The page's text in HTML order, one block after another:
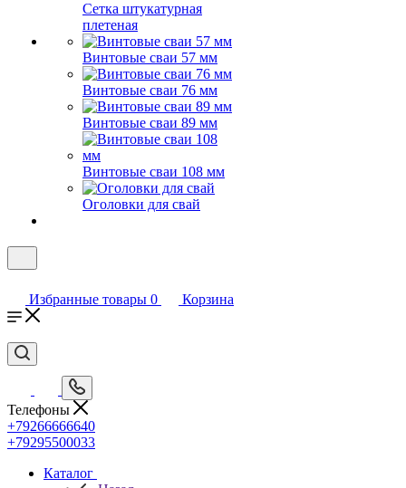
Сетка штукатурная
плетеная
Винтовые сваи 57 мм
Винтовые сваи 76 мм
Винтовые сваи 89 мм
Винтовые сваи 108 мм
Оголовки для свай
Избранные товары 0 Корзина
Телефоны
+79266666640
+79295500033
Каталог